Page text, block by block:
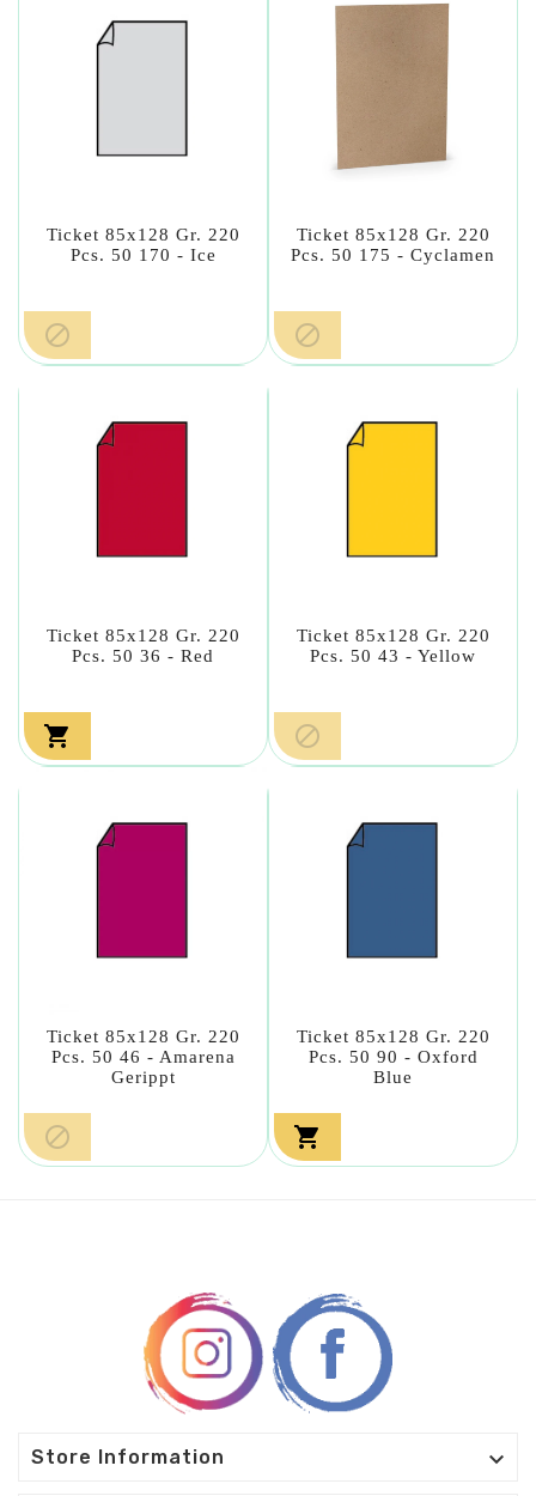
Ticket 85x128 Gr. 220
Pcs. 50 170 - Ice

Ticket 85x128 Gr. 220
Pcs. 50 175 - Cyclamen

Ticket 85x128 Gr. 220
Pcs. 50 36 - Red

Ticket 85x128 Gr. 220
Pcs. 50 43 - Yellow

Ticket 85x128 Gr. 220
Pcs. 50 46 - Amarena
Gerippt

Ticket 85x128 Gr. 220
Pcs. 50 90 - Oxford
Blue

Store Information 